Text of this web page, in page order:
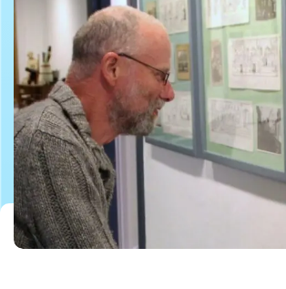
©foto af Lemvig museum